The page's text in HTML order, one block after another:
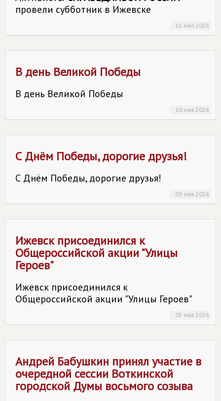
провели субботник в Ижевске
11 мая 2026
В день Великой Победы
В день Великой Победы
10 мая 2026
С Днём Победы, дорогие друзья!
С Днём Победы, дорогие друзья!
09 мая 2026
Ижевск присоединился к
Общероссийской акции "Улицы
Героев"
Ижевск присоединился к
Общероссийской акции "Улицы Героев"
05 мая 2026
Андрей Бабушкин принял участие в
очередной сессии Воткинской
городской Думы восьмого созыва